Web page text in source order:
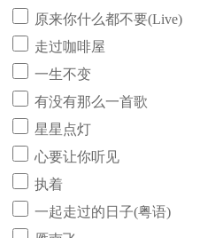
原来你什么都不要(Live)
走过咖啡屋
一生不变
有没有那么一首歌
星星点灯
心要让你听见
执着
一起走过的日子(粤语)